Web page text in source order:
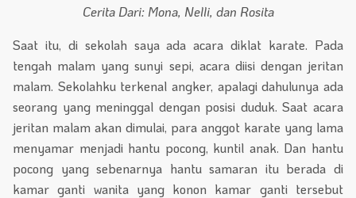
Cerita Dari: Mona, Nelli, dan Rosita
Saat itu, di sekolah saya ada acara diklat karate. Pada
tengah malam yang sunyi sepi, acara diisi dengan jeritan
malam. Sekolahku terkenal angker, apalagi dahulunya ada
seorang yang meninggal dengan posisi duduk. Saat acara
jeritan malam akan dimulai, para anggot karate yang lama
menyamar menjadi hantu pocong, kuntil anak. Dan hantu
pocong yang sebenarnya hantu samaran itu berada di
kamar ganti wanita yang konon kamar ganti tersebut